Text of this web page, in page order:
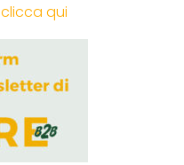
clicca qui